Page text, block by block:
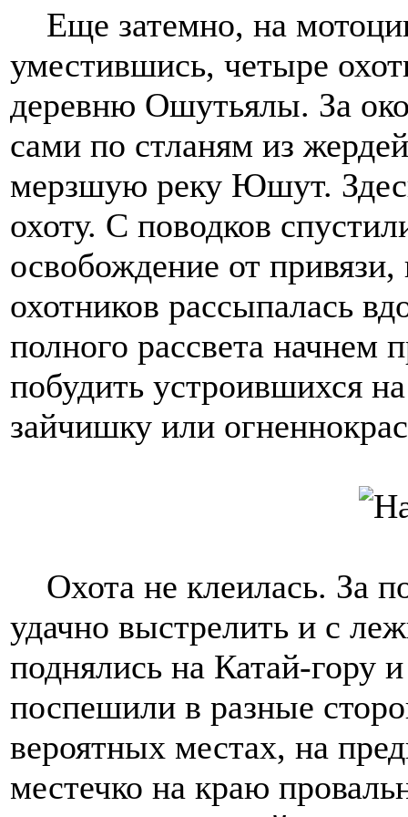
Еще затемно, на
уместившись, четыре
деревню Ошутьялы. За
сами по стланям из
мерзшую реку Юшут.
охоту. С поводков
освобождение от
охотников рассыпалась
полного рассвета начнем
побудить устроившихся
зайчишку или
Охота не клеилась. За
удачно выстрелить и с
поднялись на Катай-гору
поспешили в разные
вероятных местах, на
местечко на краю